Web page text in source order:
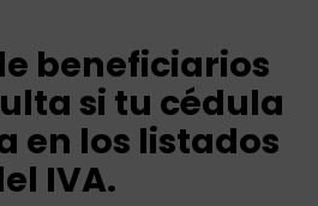
beneficiarios
si tu cédula
en los listados
IVA.